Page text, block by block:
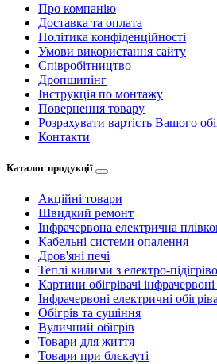
Про компанію
Доставка та оплата
Політика конфіденційності
Умови використання сайту
Співробітництво
Дропшипінг
Інструкція по монтажу
Повернення товару
Розрахувати вартість Вашого
Контакти
Каталог продукції
Акційні товари
Швидкий ремонт
Інфрачервона електрична
Кабельні системи опалення
Дров'яні печі
Теплі килими з електро-
Картини обігрівачі
Інфрачервоні електричні
Обігрів та сушіння
Вуличний обігрів
Товари для життя
Товари при блєкауті